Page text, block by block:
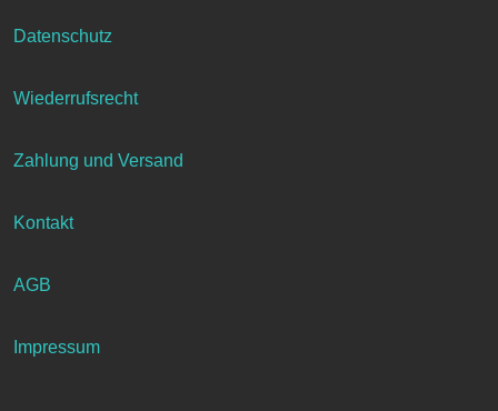
Datenschutz
Wiederrufsrecht
Zahlung und Versand
Kontakt
AGB
Impressum